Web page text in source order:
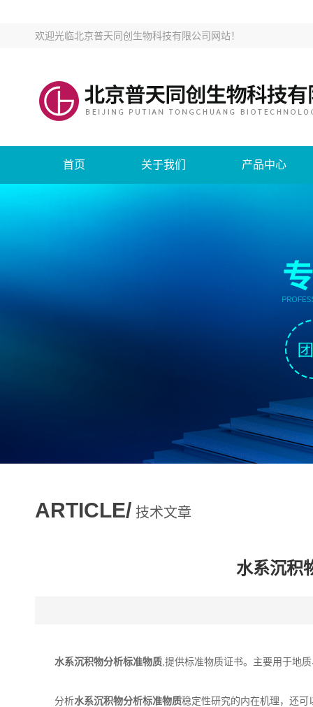
欢迎光临北京普天同创生物科技有限公司网站！
首页 关于我们 产品中心
ARTICLE/ 技术文章
水系沉积
水系沉积物分析标准物质,提供标准物质证书。主要用于地
分析水系沉积物分析标准物质稳定性研究的内在机理，还可